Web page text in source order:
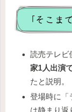
「そこ
読売テレビ
家1人出演
たと説明。
登場時に「
は静まり返